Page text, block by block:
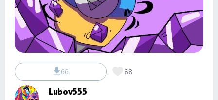
66 88
Lubov555